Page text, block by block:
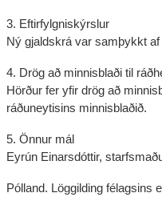
3. Eftirfylgniskýrslur
Ný gjaldskrá var samþykkt
4. Drög að minnisblaði til
Hörður fer yfir drög að
ráðuneytisins minnisblaðið.
5. Önnur mál
Eyrún Einarsdóttir,
Pólland. Löggilding félagsins